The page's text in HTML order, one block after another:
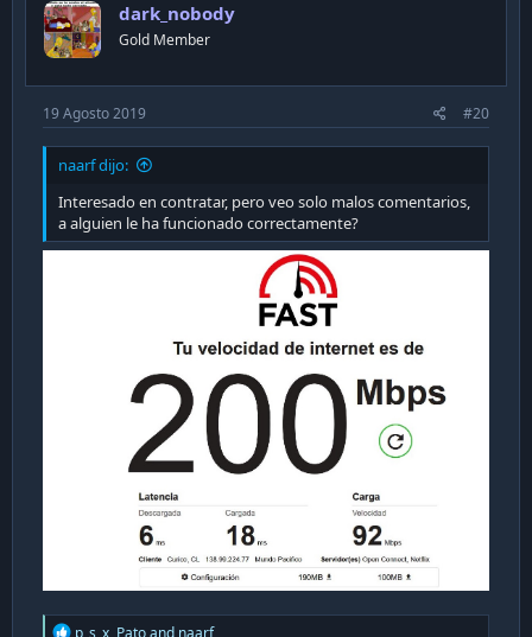
dark_nobody
Gold Member
19 Agosto 2019 #20
naarf dijo:
Interesado en contratar, pero veo solo malos comentarios,
a alguien le ha funcionado correctamente?
R
p_s_x Patoand naarf